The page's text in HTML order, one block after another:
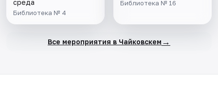
среда
Библиотека № 4
Библиотека № 16
Все мероприятия в Чайковскем →